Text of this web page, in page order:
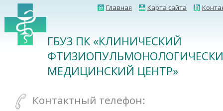
Главная Карта сайта
ГБУЗ ПК «КЛИНИЧЕСКИЙ
МЕДИЦИНСКИЙ ЦЕНТР»
Контактный телефон: